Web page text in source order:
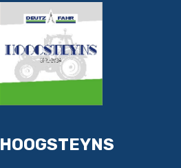
HOOGSTEYNS